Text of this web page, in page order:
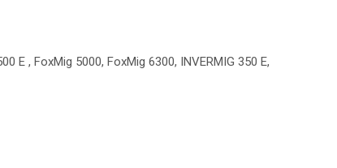
E , FoxMig 5000, FoxMig 6300, INVERMIG 350 E,